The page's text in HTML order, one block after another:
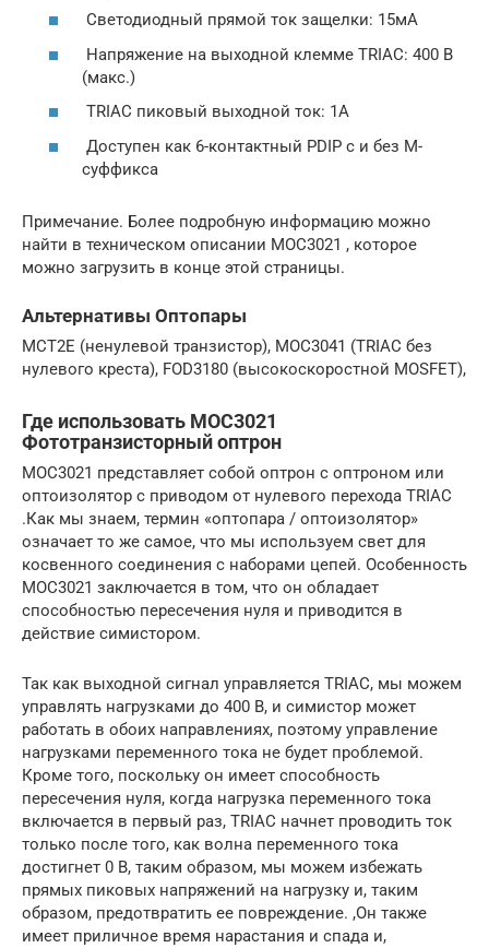
Светодиодный прямой ток защелки: 15мА
Напряжение на выходной клемме TRIAC: 400 В
(макс.)
TRIAC пиковый выходной ток: 1A
Доступен как 6-контактный PDIP с и без M-
суффикса
Примечание. Более подробную информацию можно
найти в техническом описании MOC3021 , которое
можно загрузить в конце этой страницы.
Альтернативы Оптопары
MCT2E (ненулевой транзистор), MOC3041 (TRIAC без
нулевого креста), FOD3180 (высокоскоростной MOSFET),
Где использовать MOC3021
Фототранзисторный оптрон
MOC3021 представляет собой оптрон с оптроном или
оптоизолятор с приводом от нулевого перехода TRIAC
.Как мы знаем, термин «оптопара / оптоизолятор»
означает то же самое, что мы используем свет для
косвенного соединения с наборами цепей. Особенность
MOC3021 заключается в том, что он обладает
способностью пересечения нуля и приводится в
действие симистором.
Так как выходной сигнал управляется TRIAC, мы можем
управлять нагрузками до 400 В, и симистор может
работать в обоих направлениях, поэтому управление
нагрузками переменного тока не будет проблемой.
Кроме того, поскольку он имеет способность
пересечения нуля, когда нагрузка переменного тока
включается в первый раз, TRIAC начнет проводить ток
только после того, как волна переменного тока
достигнет 0 В, таким образом, мы можем избежать
прямых пиковых напряжений на нагрузку и, таким
образом, предотвратить ее повреждение. ,Он также
имеет приличное время нарастания и спада и,